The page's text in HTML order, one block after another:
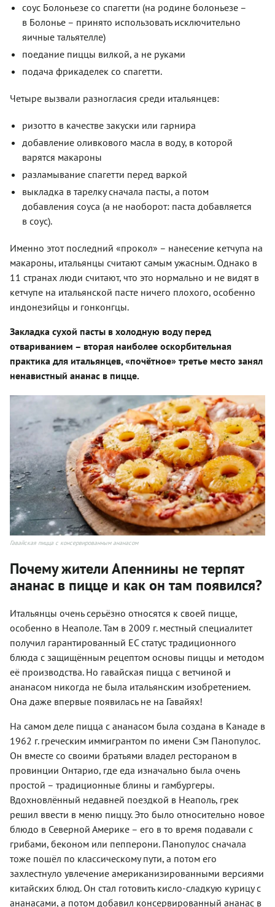
соус Болоньезе со спагетти (на родине болоньезе –
в Болонье – принято использовать исключительно
яичные тальятелле)
поедание пиццы вилкой, а не руками
подача фрикаделек со спагетти.
Четыре вызвали разногласия среди итальянцев:
ризотто в качестве закуски или гарнира
добавление оливкового масла в воду, в которой
варятся макароны
разламывание спагетти перед варкой
выкладка в тарелку сначала пасты, а потом
добавления соуса (а не наоборот: паста добавляется
в соус).
Именно этот последний «прокол» – нанесение кетчупа на
макароны, итальянцы считают самым ужасным. Однако в
11 странах люди считают, что это нормально и не видят в
кетчупе на итальянской пасте ничего плохого, особенно
индонезийцы и гонконгцы.
Закладка сухой пасты в холодную воду перед
отвариванием – вторая наиболее оскорбительная
практика для итальянцев, «почётное» третье место занял
ненавистный ананас в пицце.
Гавайская пицца с консервированным ананасом
Почему жители Апеннины не терпят
ананас в пицце и как он там появился?
Итальянцы очень серьёзно относятся к своей пицце,
особенно в Неаполе. Там в 2009 г. местный специалитет
получил гарантированный ЕС статус традиционного
блюда с защищённым рецептом основы пиццы и методом
её производства. Но гавайская пицца с ветчиной и
ананасом никогда не была итальянским изобретением.
Она даже впервые появилась не на Гавайях!
На самом деле пицца с ананасом была создана в Канаде в
1962 г. греческим иммигрантом по имени Сэм Панопулос.
Он вместе со своими братьями владел рестораном в
провинции Онтарио, где еда изначально была очень
простой – традиционные блины и гамбургеры.
Вдохновлённый недавней поездкой в ​​Неаполь, грек
решил ввести в меню пиццу. Это было относительно новое
блюдо в Северной Америке – его в то время подавали с
грибами, беконом или пепперони. Панопулос сначала
тоже пошёл по классическому пути, а потом его
захлестнуло увлечение американизированными версиями
китайских блюд. Он стал готовить кисло-сладкую курицу с
ананасами, а потом добавил консервированный ананас в